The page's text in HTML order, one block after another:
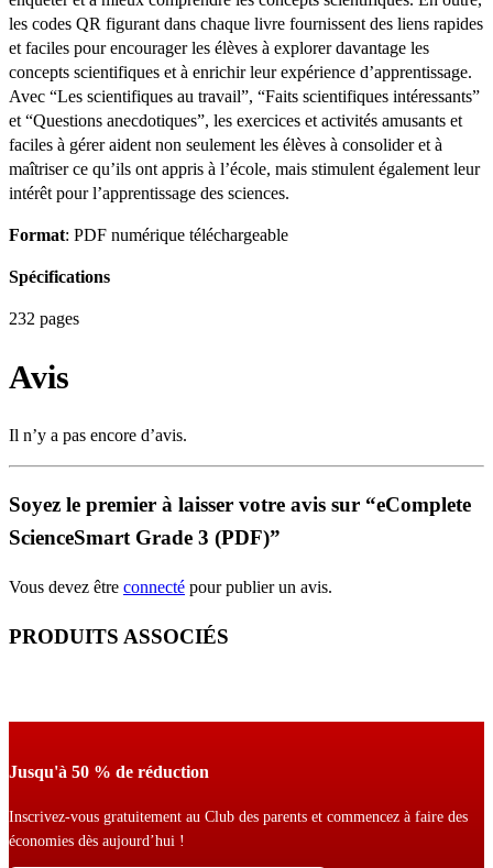
les codes QR figurant dans chaque livre fournissent des liens rapides
et faciles pour encourager les élèves à explorer davantage les
concepts scientifiques et à enrichir leur expérience d’apprentissage.
Avec “Les scientifiques au travail”, “Faits scientifiques intéressants”
et “Questions anecdotiques”, les exercices et activités amusants et
faciles à gérer aident non seulement les élèves à consolider et à
maîtriser ce qu’ils ont appris à l’école, mais stimulent également leur
intérêt pour l’apprentissage des sciences.
Format: PDF numérique téléchargeable
Spécifications
232 pages
Avis
Il n’y a pas encore d’avis.
Soyez le premier à laisser votre avis sur “eComplete
ScienceSmart Grade 3 (PDF)”
Vous devez être connecté pour publier un avis.
PRODUITS ASSOCIÉS
Jusqu'à 50 % de réduction
Inscrivez-vous gratuitement au Club des parents et commencez à faire des
économies dès aujourd’hui !